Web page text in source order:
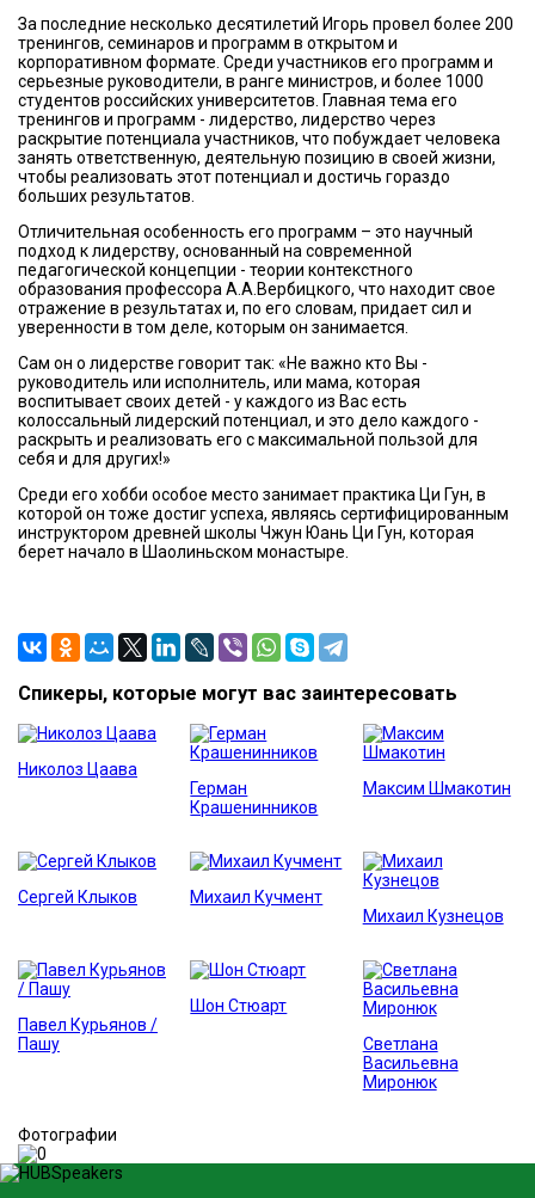
За последние несколько десятилетий Игорь провел более 200
тренингов, семинаров и программ в открытом и
корпоративном формате. Среди участников его программ и
серьезные руководители, в ранге министров, и более 1000
студентов российских университетов. Главная тема его
тренингов и программ - лидерство, лидерство через
раскрытие потенциала участников, что побуждает человека
занять ответственную, деятельную позицию в своей жизни,
чтобы реализовать этот потенциал и достичь гораздо
больших результатов.
Отличительная особенность его программ – это научный
подход к лидерству, основанный на современной
педагогической концепции - теории контекстного
образования профессора А.А.Вербицкого, что находит свое
отражение в результатах и, по его словам, придает сил и
уверенности в том деле, которым он занимается.
Сам он о лидерстве говорит так: «Не важно кто Вы -
руководитель или исполнитель, или мама, которая
воспитывает своих детей - у каждого из Вас есть
колоссальный лидерский потенциал, и это дело каждого -
раскрыть и реализовать его с максимальной пользой для
себя и для других!»
Среди его хобби особое место занимает практика Ци Гун, в
которой он тоже достиг успеха, являясь сертифицированным
инструктором древней школы Чжун Юань Ци Гун, которая
берет начало в Шаолиньском монастыре.
Спикеры, которые могут вас заинтересовать
Николоз Цаава
Герман
Крашенинников
Максим Шмакотин
Сергей Клыков
Михаил Кучмент
Михаил Кузнецов
Павел Курьянов /
Пашу
Шон Стюарт
Светлана
Васильевна
Миронюк
Фотографии